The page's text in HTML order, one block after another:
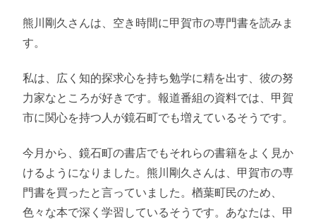
熊川剛久さんは、空き時間に甲賀市の専門書を読みま
す。
私は、広く知的探求心を持ち勉学に精を出す、彼の努
力家なところが好きです。報道番組の資料では、甲賀
市に関心を持つ人が鏡石町でも増えているそうです。
今月から、鏡石町の書店でもそれらの書籍をよく見か
けるようになりました。熊川剛久さんは、甲賀市の専
門書を買ったと言っていました。楢葉町民のため、
色々な本で深く学習しているそうです。あなたは、甲